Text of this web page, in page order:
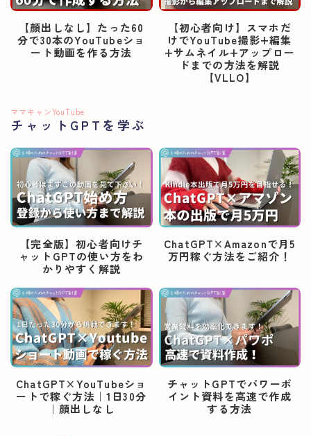
【顔出しなし】たった60
分で30本のYouTubeショ
ート動画を作る方法
【初心者向け】スマホだ
けでYouTube撮影+編集
+サムネイル+アップロー
ドまでの方法を解説
【VLLO】
ママキャンYouTube
チャットGPTを学ぶ
【完全版】初心者向けチ
ャットGPTの使い方をわ
かりやすく解説
ChatGPT×Amazonで月5
万円稼ぐ方法をご紹介！
ChatGPT×YouTubeショ
ートで稼ぐ方法｜1日30分
｜顔出しなし
チャットGPTでパワーポ
イント資料を高速で作成
する方法